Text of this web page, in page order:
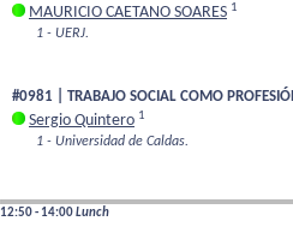
MAURICIO CAETANO SOARES 1
1 - UERJ.
#0981 | TRABAJO SOCIAL COMO
Sergio Quintero 1
1 - Universidad de Caldas.
12:50 - 14:00Lunch